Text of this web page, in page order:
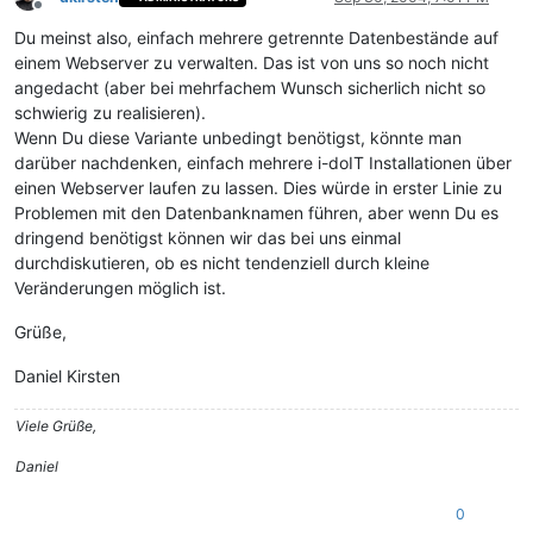
Offline
Du meinst also, einfach mehrere getrennte Datenbestände auf
einem Webserver zu verwalten. Das ist von uns so noch nicht
angedacht (aber bei mehrfachem Wunsch sicherlich nicht so
schwierig zu realisieren).
Wenn Du diese Variante unbedingt benötigst, könnte man
darüber nachdenken, einfach mehrere i-doIT Installationen über
einen Webserver laufen zu lassen. Dies würde in erster Linie zu
Problemen mit den Datenbanknamen führen, aber wenn Du es
dringend benötigst können wir das bei uns einmal
durchdiskutieren, ob es nicht tendenziell durch kleine
Veränderungen möglich ist.
Grüße,
Daniel Kirsten
Viele Grüße,
Daniel
0